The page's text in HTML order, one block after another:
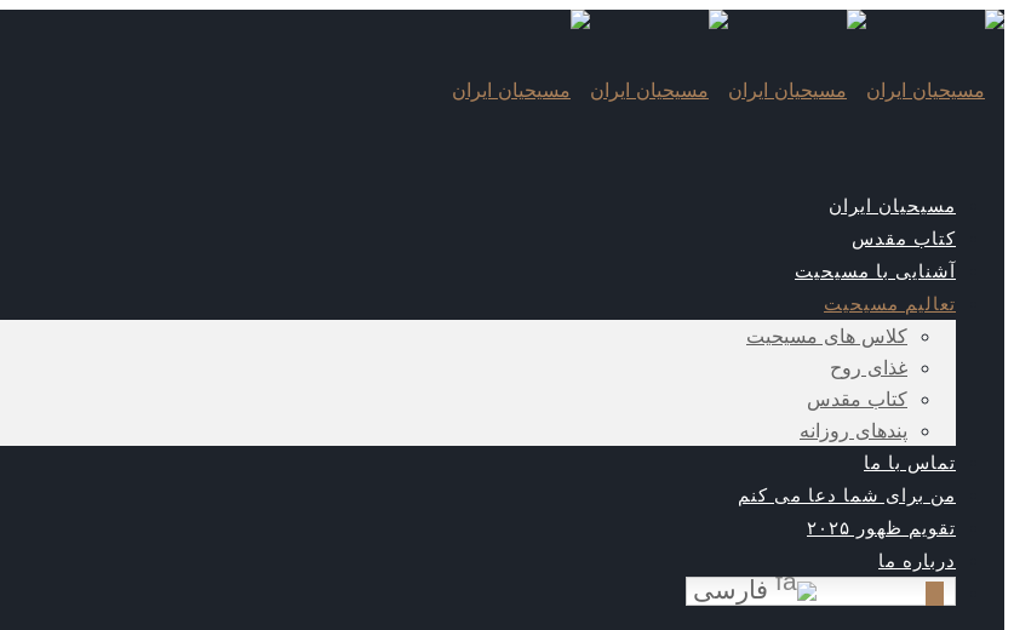
مسیحیان ایران
کتاب مقدس
آشنایی با مسیحیت
تعالیم مسیحیت
کلاس های مسیحیت
غذای روح
کتاب مقدس
پندهای روزانه
تماس با ما
من برای شما دعا می کنم
تقویم ظهور ۲۰۲۵
درباره ما
فارسی